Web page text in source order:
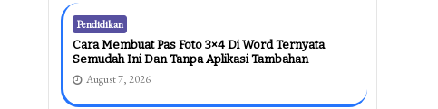
Pendidikan
Cara Membuat Pas Foto 3×4 Di Word Ternyata
Semudah Ini Dan Tanpa Aplikasi Tambahan
August 7, 2026